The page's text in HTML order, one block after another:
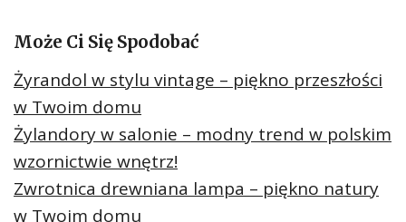
Może Ci Się Spodobać
Żyrandol w stylu vintage – piękno przeszłości
w Twoim domu
Żylandory w salonie – modny trend w polskim
wzornictwie wnętrz!
Zwrotnica drewniana lampa – piękno natury
w Twoim domu